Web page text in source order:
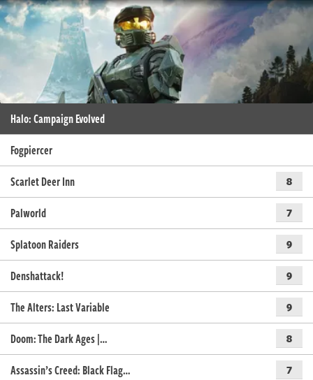
Halo: Campaign Evolved
Fogpiercer
Scarlet Deer Inn
8
Palworld 7
Splatoon Raiders 9
Denshattack! 9
The Alters: Last Variable 9
Doom: The Dark Ages |… 8
Assassin’s Creed: Black Flag… 7